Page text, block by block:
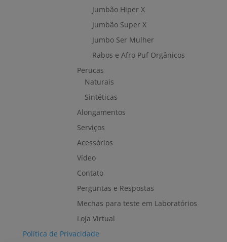
Jumbão Hiper X
Jumbão Super X
Jumbo Ser Mulher
Rabos e Afro Puf Orgânicos
Perucas
Naturais
Sintéticas
Alongamentos
Serviços
Acessórios
Vídeo
Contato
Perguntas e Respostas
Mechas para teste em Laboratórios
Loja Virtual
Política de Privacidade